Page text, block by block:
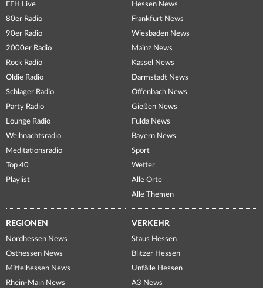
FFH Live
80er Radio
90er Radio
2000er Radio
Rock Radio
Oldie Radio
Schlager Radio
Party Radio
Lounge Radio
Weihnachtsradio
Meditationsradio
Top 40
Playlist
Hessen News
Frankfurt News
Wiesbaden News
Mainz News
Kassel News
Darmstadt News
Offenbach News
Gießen News
Fulda News
Bayern News
Sport
Wetter
Alle Orte
Alle Themen
REGIONEN
Nordhessen News
Osthessen News
Mittelhessen News
Rhein-Main News
VERKEHR
Staus Hessen
Blitzer Hessen
Unfälle Hessen
A3 News